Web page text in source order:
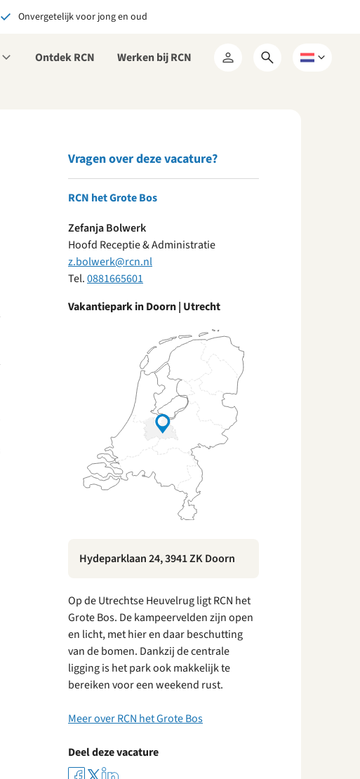
Onvergetelijk voor jong en oud
Ontdek RCN Werken bij RCN
Mijn
Open
Kies
Vragen over deze vacature?
RCN het Grote Bos
Zefanja Bolwerk
Hoofd Receptie & Administratie
z.bolwerk@rcn.nl
Tel.0881665601
Vakantiepark in Doorn | Utrecht
Hydeparklaan 24, 3941 ZK Doorn
Op de Utrechtse Heuvelrug ligt RCN het
Grote Bos. De kampeervelden zijn open
en licht, met hier en daar beschutting
van de bomen. Dankzij de centrale
ligging is het park ook makkelijk te
bereiken voor een weekend rust.
Meer over RCN het Grote Bos
Deel deze vacature